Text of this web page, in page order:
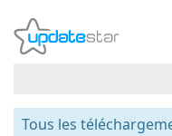
Tous les